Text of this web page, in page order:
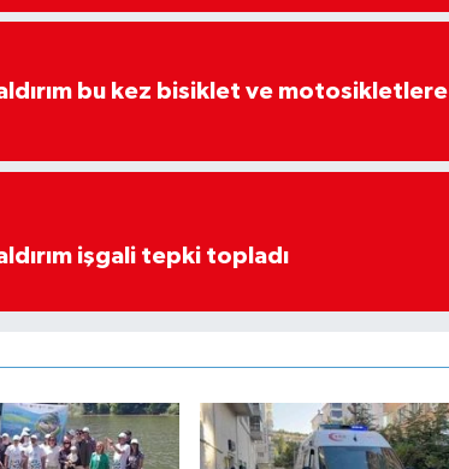
bu kez bisiklet ve motosikletlere
işgali tepki topladı